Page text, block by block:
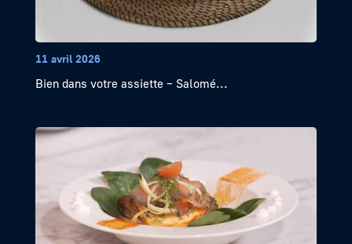
11 avril 2026
Bien dans votre assiette – Salomé...